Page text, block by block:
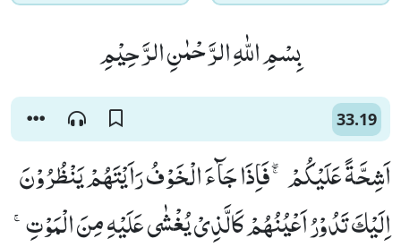
بِسْمِ اللّٰهِ الرَّحْمٰنِ الرَّحِیْمِ
33.19
اَشِحَّةً عَلَیْكُمْ ۚۖ-فَاِذَا جَآءَ الْخَوْفُ رَاَیْتَهُمْ یَنْظُرُوْنَ
اِلَیْكَ تَدُوْرُ اَعْیُنُهُمْ كَالَّذِیْ یُغْشٰى عَلَیْهِ مِنَ الْمَوْتِۚ-